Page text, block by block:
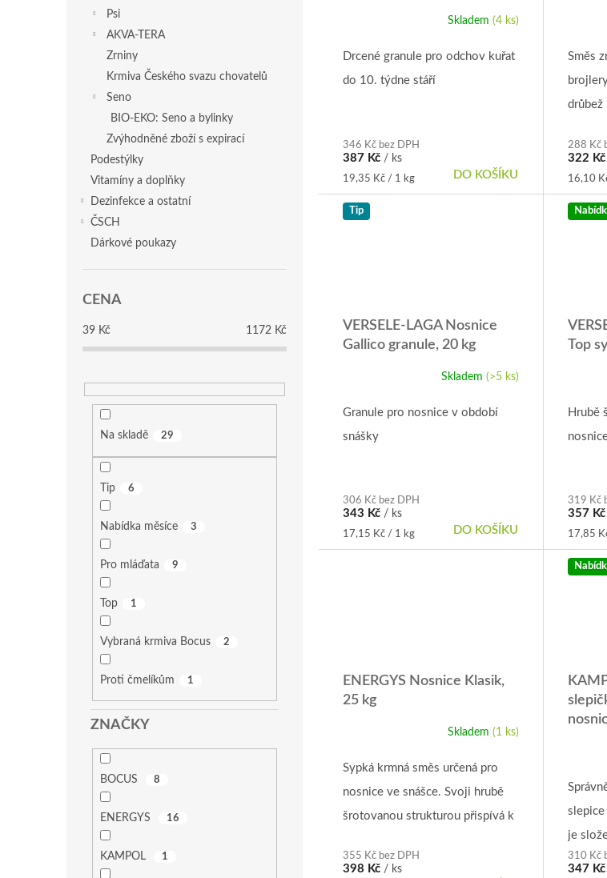
Psi
AKVA-TERA
Zrniny
Krmiva Českého svazu chovatelů
Seno
BIO-EKO: Seno a bylinky
Zvýhodněné zboží s expirací
Podestýlky
Vitamíny a doplňky
Dezinfekce a ostatní
ČSCH
Dárkové poukazy
CENA
39 Kč 1172 Kč
Na skladě 29
Tip 6
Nabídka měsíce 3
Pro mláďata 9
Top 1
Vybraná krmiva Bocus 2
Proti čmelíkům 1
ZNAČKY
BOCUS 8
ENERGYS 16
KAMPOL 1
Skladem (4 ks)
346 Kč bez DPH
387 Kč / ks
Měrná
cena:
19,35 Kč / 1 kg DO KOŠÍKU
Drcené granule pro odchov kuřat
do 10. týdne stáří
288 Kč
322 Kč
Měrná
cena:
16,10
Směs
Tip
VERSELE-LAGA Nosnice
Gallico granule, 20 kg
produktu
5,0
Skladem (>5 ks)
306 Kč bez DPH
343 Kč / ks
Měrná
cena:
17,15 Kč / 1 kg DO KOŠÍKU
Granule pro nosnice v období
snášky
Top
319 Kč
357 Kč
Měrná
cena:
17,85
Hrubě
ENERGYS Nosnice Klasik,
25 kg
produktu
5,0
z
Skladem (1 ks)
355 Kč bez DPH
398 Kč / ks
Sypká krmná směs určená pro
nosnice ve snášce. Svoji hrubě
šrotovanou strukturou přispívá k
5,0
z
5
310 Kč
347 Kč
je